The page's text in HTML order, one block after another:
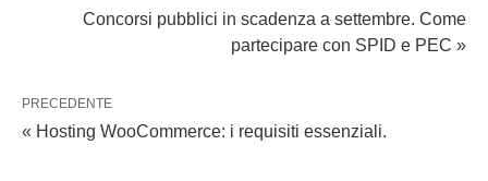
Concorsi pubblici in scadenza a settembre. Come
partecipare con SPID e PEC »
PRECEDENTE
« Hosting WooCommerce: i requisiti essenziali.